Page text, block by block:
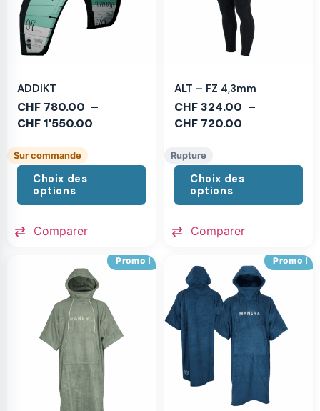
ADDIKT
CHF 780.00 –
CHF 1'550.00
Sur commande
Choix des
options
Comparer
ALT – FZ 4,3mm
CHF324.00 –
CHF 720.00
Rupture
Choix des
options
Comparer
Promo ! Promo !